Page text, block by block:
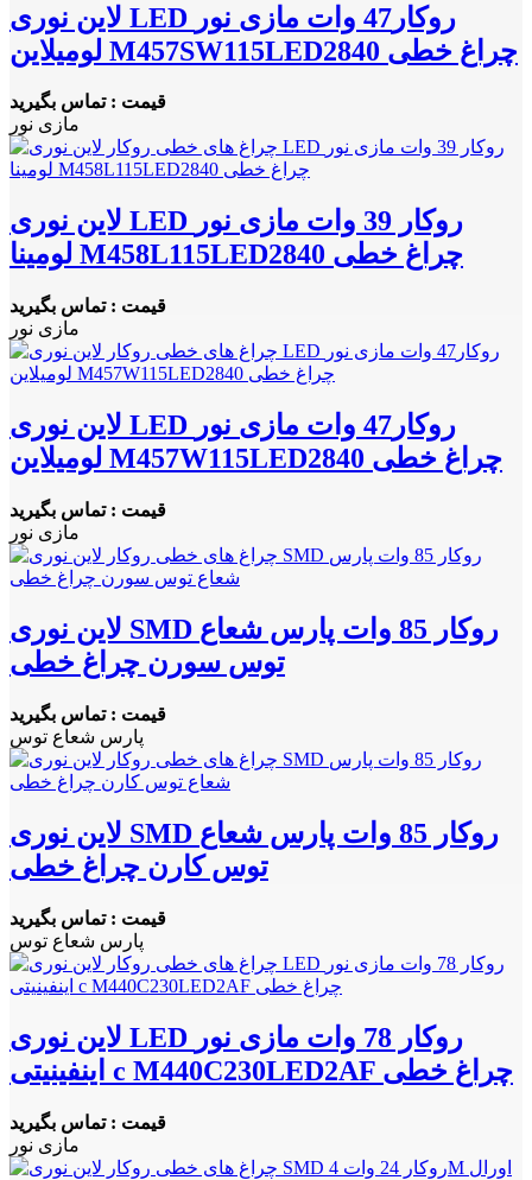
لاین نوری LED روکار47 وات مازی نور
لومیلاین M457SW115LED2840 چراغ خطی
قیمت : تماس بگیرید
مازی نور
لاین نوری LED روکار 39 وات مازی نور
لومینا M458L115LED2840 چراغ خطی
قیمت : تماس بگیرید
مازی نور
لاین نوری LED روکار47 وات مازی نور
لومیلاین M457W115LED2840 چراغ خطی
قیمت : تماس بگیرید
مازی نور
لاین نوری SMD روکار 85 وات پارس شعاع
توس سورن چراغ خطی
قیمت : تماس بگیرید
پارس شعاع توس
لاین نوری SMD روکار 85 وات پارس شعاع
توس کارن چراغ خطی
قیمت : تماس بگیرید
پارس شعاع توس
لاین نوری LED روکار 78 وات مازی نور
اینفینیتی c M440C230LED2AF چراغ خطی
قیمت : تماس بگیرید
مازی نور